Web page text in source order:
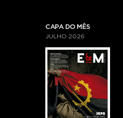
CAPA DO MÊS
JULHO 2026